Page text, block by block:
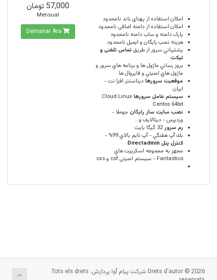
امكان استفاده از پهنای باند نامحدود
امکان استفاده از دامنه اضافی نامحدود
پارک دامنه و ساب دامنه نامحدود
هزینه نصب رایگان و ایمیل نامحدود
پشتيباني سرور از طريق تماس تلفنی و
تیکت
بروز رساني ماژول ها و برنامه هاي سرور و
ماژول هاي امنيتي و فايروال ها
موقعيت سرورها ديتاسنتر افرا نت -
ایران
سيستم عامل سرورها Cloud Linux
Centos 64bit
نصب سایت ساز رایگان جوملا -
وردپرس - دیتالایف و...
رم سرور32 گيگا بايت
بك آپ هفتگي - آپ تايم بالاي 99% -
كنترل پنل Directadmin
مجهز به مجموعه اسكريپت هاي
Fantastico - سیستم امنیتی csf و cxs
57,000 تومان
Mensual
Demanar Ara
Drets d'autor © 2026 شرکت پیام آوا پردازش. Tots els drets